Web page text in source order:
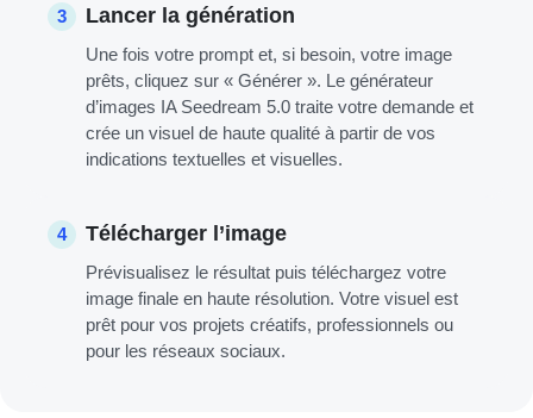
3 Lancer la génération
Une fois votre prompt et, si besoin, votre image
prêts, cliquez sur « Générer ». Le générateur
d’images IA Seedream 5.0 traite votre demande et
crée un visuel de haute qualité à partir de vos
indications textuelles et visuelles.
4 Télécharger l’image
Prévisualisez le résultat puis téléchargez votre
image finale en haute résolution. Votre visuel est
prêt pour vos projets créatifs, professionnels ou
pour les réseaux sociaux.